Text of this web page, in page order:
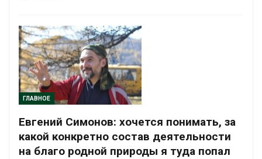
ГЛАВНОЕ
Евгений Симонов: хочется понимать, за
какой конкретно состав деятельности
на благо родной природы я туда попал